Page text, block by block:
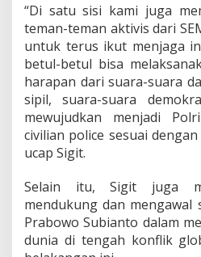
“Di satu sisi kami juga
teman-teman aktivis dari
untuk terus ikut menjaga
betul-betul bisa
harapan dari suara-suara
sipil, suara-suara
mewujudkan menjadi
civilian police sesuai
ucap Sigit.
Selain itu, Sigit juga
mendukung dan mengawal
Prabowo Subianto dalam
dunia di tengah konflik